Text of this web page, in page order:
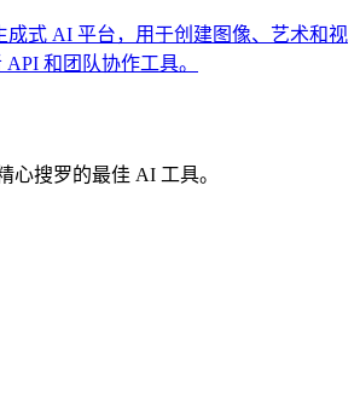
成式 AI 平台，用于创建图像、艺术和视
和团队协作工具。
搜罗的最佳 AI 工具。